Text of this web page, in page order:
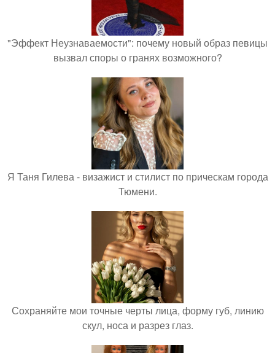
"Эффект Неузнаваемости": почему новый образ певицы
вызвал споры о гранях возможного?
Я Таня Гилева - визажист и стилист по прическам города
Тюмени.
Сохраняйте мои точные черты лица, форму губ, линию
скул, носа и разрез глаз.